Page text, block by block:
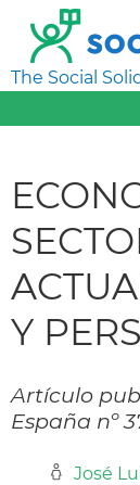
The Social
Y
Artículo
España nº
José